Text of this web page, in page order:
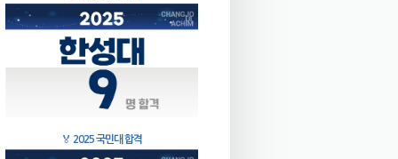
🏅 2025 국민대 합격